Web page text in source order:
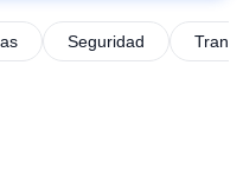
Seguridad